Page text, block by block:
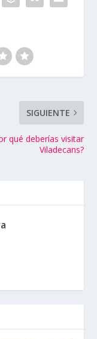
SIGUIENTE
qué deberías visitar
Viladecans?